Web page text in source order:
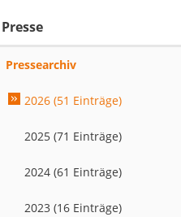
Presse
Pressearchiv
2026 (51 Einträge)
2025 (71 Einträge)
2024 (61 Einträge)
2023 (16 Einträge)